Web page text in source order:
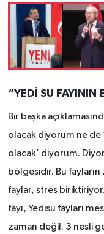
“YEDİ SU FAYININ
Bir başka
olacak diyorum ne de
olacak’ diyorum.
bölgesidir. Bu fayların
faylar, stres
fayı, Yedisu fayları
zaman değil. 3 nesli